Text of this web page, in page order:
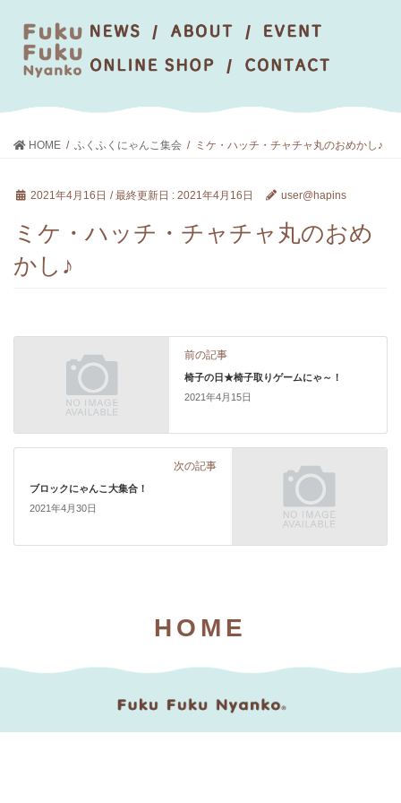
HOME ふくふくにゃんこ集会 ミケ・ハッチ・チャチャ丸のおめかし♪
2021年4月16日 / 最終更新日 : 2021年4月16日 user@hapins
ミケ・ハッチ・チャチャ丸のおめ
かし♪
前の記事
椅子の日★椅子取りゲームにゃ～！
2021年4月15日
次の記事
ブロックにゃんこ大集合！
2021年4月30日
HOME